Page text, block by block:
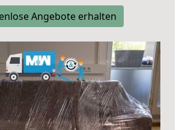
Angebote erhalten